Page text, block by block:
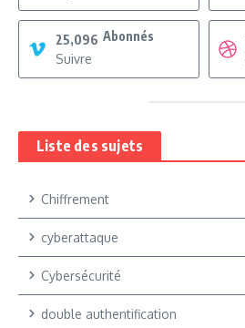
25,096 Abonnés
Suivre
Liste des sujets
Chiffrement
cyberattaque
Cybersécurité
double authentification